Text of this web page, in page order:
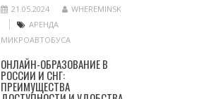
21.05.2024
WHEREMINSK
АРЕНДА
МИКРОАВТОБУСА
ОНЛАЙН-ОБРАЗОВАНИЕ В
РОССИИ И СНГ:
ПРЕИМУЩЕСТВА